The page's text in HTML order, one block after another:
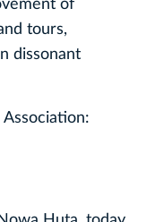
of
tours,
dissonant